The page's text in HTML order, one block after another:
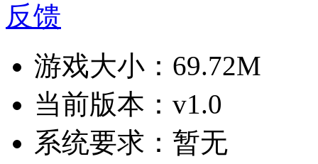
反馈
游戏大小： 69.72M
当前版本： v1.0
系统要求： 暂无